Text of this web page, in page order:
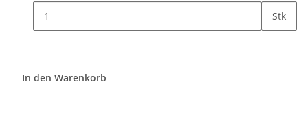
Stk
In den Warenkorb